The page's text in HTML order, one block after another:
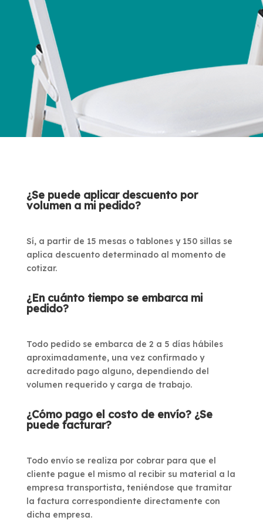
¿Se puede aplicar descuento por
volumen a mi pedido?
Sí, a partir de 15 mesas o tablones y 150 sillas se
aplica descuento determinado al momento de
cotizar.
¿En cuánto tiempo se embarca mi
pedido?
Todo pedido se embarca de 2 a 5 días hábiles
aproximadamente, una vez confirmado y
acreditado pago alguno, dependiendo del
volumen requerido y carga de trabajo.
¿Cómo pago el costo de envío? ¿Se
puede facturar?
Todo envío se realiza por cobrar para que el
cliente pague el mismo al recibir su material a la
empresa transportista, teniéndose que tramitar
la factura correspondiente directamente con
dicha empresa.